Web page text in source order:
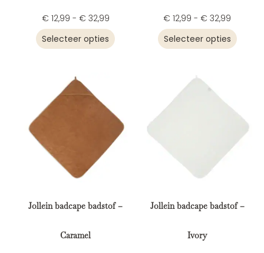
€ 12,99 - € 32,99
Selecteer opties
€ 12,99 - € 32,99
Selecteer opties
Jollein badcape badstof –
Caramel
Jollein badcape badstof –
Ivory